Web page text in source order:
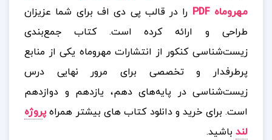
مهروماه PDF
را در قالب پی دی اف برای شما عزیزان
طراحی و ارائه کرده است. کتاب جمع‌بندی
زیست‌شناسی کنکور از انتشارات مهروماه یکی از منابع
پرطرفدار و تخصصی برای مرور نهایی درس
زیست‌شناسی در پایه‌های دهم، یازدهم و دوازدهم
است. برای خرید و دانلود کتاب های بیشتر همراهپروژه
لند باشید.